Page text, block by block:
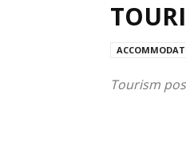
Tourism